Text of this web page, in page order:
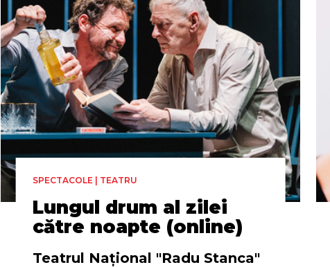
SPECTACOLE | TEATRU
Lungul drum al zilei
către noapte (online)
Teatrul Naţional "Radu Stanca"